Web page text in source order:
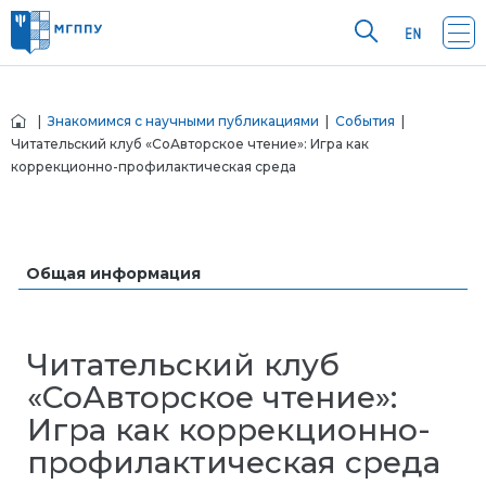
|Знакомимся с научными публикациями События
Читательский клуб «СоАвторское чтение»: Игра как
коррекционно-профилактическая среда
Общая информация
Читательский клуб
«СоАвторское чтение»:
Игра как коррекционно-
профилактическая среда